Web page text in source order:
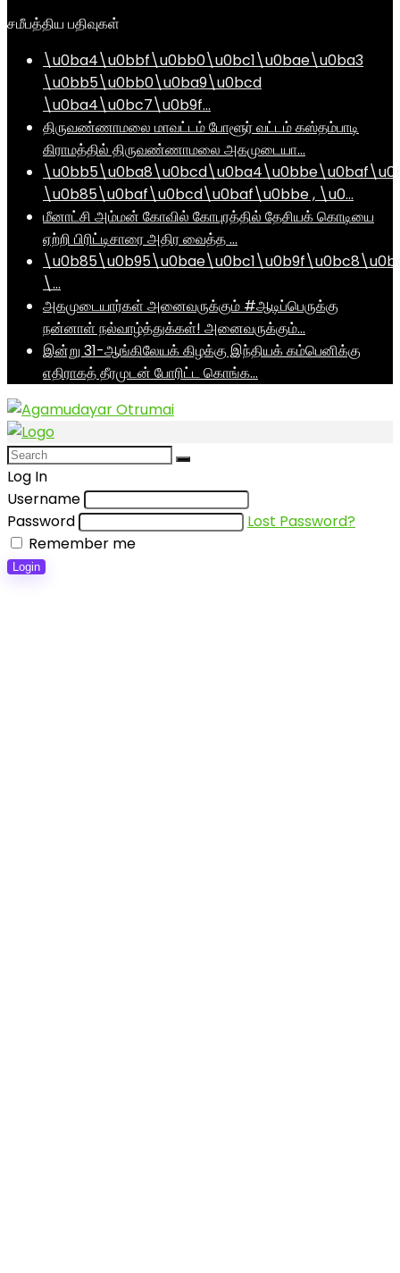
சமீபத்திய பதிவுகள்
\u0ba4\u0bbf\u0bb0\u0bc1\u0bae\u0ba3
\u0bb5\u0bb0\u0ba9\u0bcd
\u0ba4\u0bc7\u0b9f…
திருவண்ணாமலை மாவட்டம் போளூர் வட்டம் கஸ்தம்பாடி
கிராமத்தில் திருவண்ணாமலை அகமுடையா…
\u0b85\u0baf\u0bcd\u0baf\u0bbe , \u0…
மீனாட்சி அம்மன் கோவில் கோபுரத்தில் தேசியக் கொடியை
ஏற்றி பிரிட்டிசாரை அதிர வைத்த …
\…
அகமுடையார்கள் அனைவருக்கும் #ஆடிப்பெருக்கு
நன்னாள் நல்வாழ்த்துக்கள்! அனைவருக்கும்…
இன்று 31-ஆங்கிலேயக் கிழக்கு இந்தியக் கம்பெனிக்கு
எதிராகத் தீரமுடன் போரிட்ட கொங்க…
Log In
Username
Password
Lost Password?
Remember me
Login